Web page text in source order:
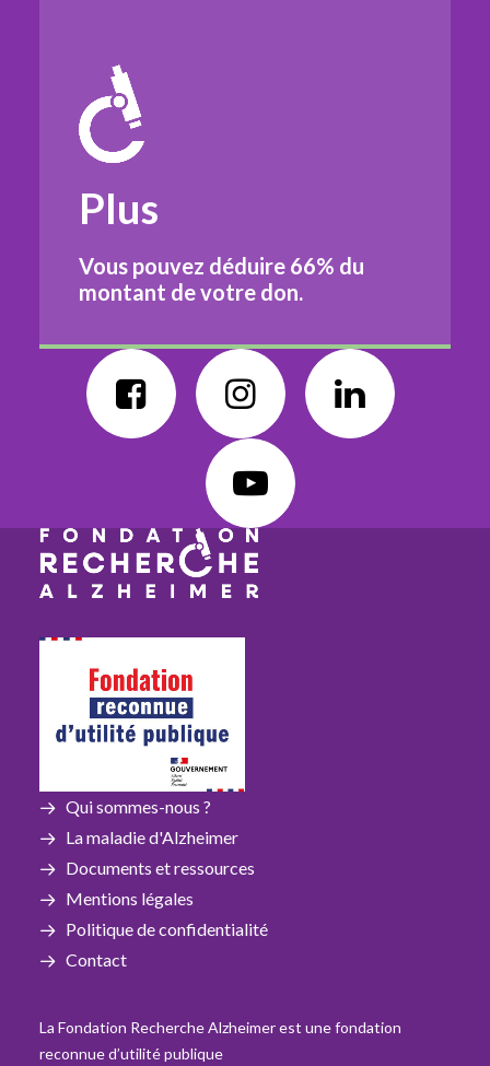
Plus
Vous pouvez déduire 66% du
montant de votre don.
Qui sommes-nous ?
La maladie d'Alzheimer
Documents et ressources
Mentions légales
Politique de confidentialité
Contact
La Fondation Recherche Alzheimer est une fondation
reconnue d’utilité publique